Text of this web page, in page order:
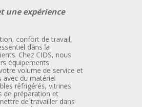
une expérience
confort de travail,
dans la
Chez CIDS, nous
équipements
volume de service et
avec du matériel
réfrigérés, vitrines
de préparation et
de travailler dans